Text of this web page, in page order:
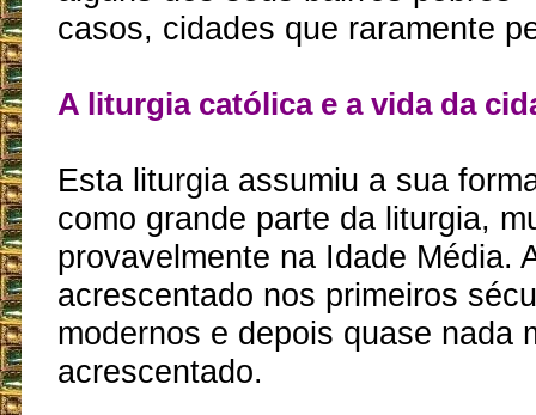
casos, cidades que raramente
A liturgia católica e a vida da
Esta liturgia assumiu a sua
como grande parte da liturgia,
provavelmente na Idade Média.
acrescentado nos primeiros
modernos e depois quase nada
acrescentado.